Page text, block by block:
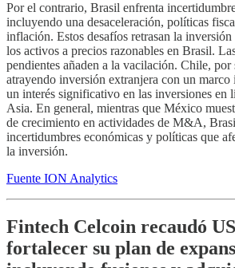
Por el contrario, Brasil enfrenta
incluyendo una desaceleración, políticas
inflación. Estos desafíos retrasan la inversión
los activos a precios razonables en Brasil.
pendientes añaden a la vacilación. Chile, por
atrayendo inversión extranjera con un
un interés significativo en las inversiones en
Asia. En general, mientras que México
de crecimiento en actividades de M&A,
incertidumbres económicas y políticas que
la inversión.
Fuente ION Analytics
Fintech Celcoin recaudó
fortalecer su plan de